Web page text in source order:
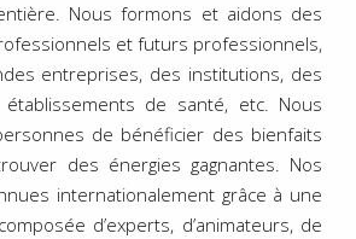
Nous formons et aidons des
et futurs professionnels,
entreprises, des institutions, des
établissements de santé, etc. Nous
de bénéficier des bienfaits
des énergies gagnantes. Nos
internationalement grâce à une
d’experts, d’animateurs, de